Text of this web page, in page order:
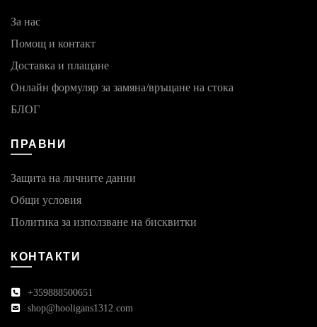
За нас
Помощ и контакт
Доставка и плащане
Онлайн формуляр за замяна/връщане на стока
БЛОГ
ПРАВНИ
Защита на личните данни
Общи условия
Политика за използване на бисквитки
КОНТАКТИ
+359888500651
shop@hooligans1312.com